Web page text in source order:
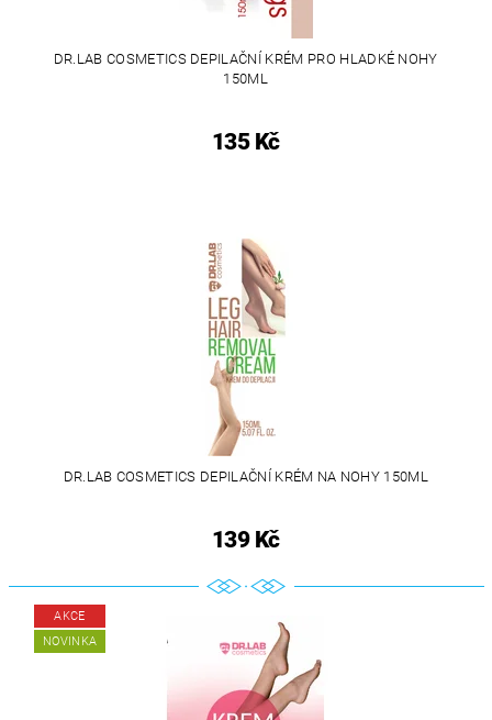
DR.LAB COSMETICS DEPILAČNÍ KRÉM PRO HLADKÉ NOHY
150ML
135 Kč
DR.LAB COSMETICS DEPILAČNÍ KRÉM NA NOHY 150ML
139 Kč
AKCE
NOVINKA